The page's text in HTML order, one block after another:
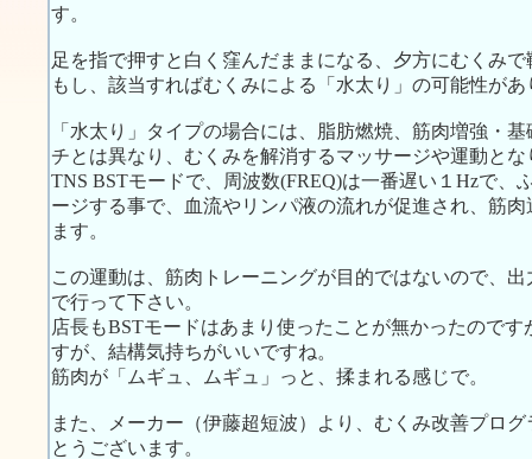
す。
足を指で押すと白く窪んだままになる、夕方にむくみ
もし、該当すればむくみによる「水太り」の可能性があ
「水太り」タイプの場合には、脂肪燃焼、筋肉増強・
チとは異なり、むくみを解消するマッサージや運動とな
TNS BSTモードで、周波数(FREQ)は一番遅い１Hzで、
ージする事で、血流やリンパ液の流れが促進され、筋
ます。
この運動は、筋肉トレーニングが目的ではないので、
で行って下さい。
店長もBSTモードはあまり使ったことが無かったので
すが、結構気持ちがいいですね。
筋肉が「ムギュ、ムギュ」っと、揉まれる感じで。
また、メーカー（伊藤超短波）より、むくみ改善プロ
とうございます。